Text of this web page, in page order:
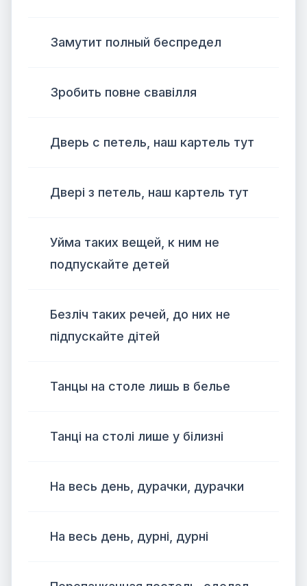
Замутит полный беспредел
Зробить повне свавілля
Дверь с петель, наш картель тут
Двері з петель, наш картель тут
Уйма таких вещей, к ним не
подпускайте детей
Безліч таких речей, до них не
підпускайте дітей
Танцы на столе лишь в белье
Танці на столі лише у білизні
На весь день, дурачки, дурачки
На весь день, дурні, дурні